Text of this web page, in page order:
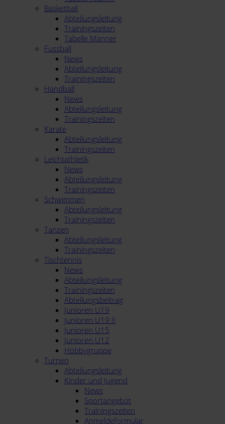
Basketball
Abteilungsleitung
Trainingszeiten
Tabelle Männer
Fussball
News
Abteilungsleitung
Trainingszeiten
Handball
News
Abteilungsleitung
Trainingszeiten
Karate
Abteilungsleitung
Trainingszeiten
Leichtathletik
News
Abteilungsleitung
Trainingszeiten
Schwimmen
Abteilungsleitung
Trainingszeiten
Tanzen
Abteilungsleitung
Trainingszeiten
Tischtennis
News
Abteilungsleitung
Trainingszeiten
Abteilungsbeitrag
Junioren U19
Junioren U19 II
Junioren U15
Junioren U12
Hobbygruppe
Turnen
Abteilungsleitung
Kinder und Jugend
News
Sportangebot
Trainingszeiten
Anmeldeformular